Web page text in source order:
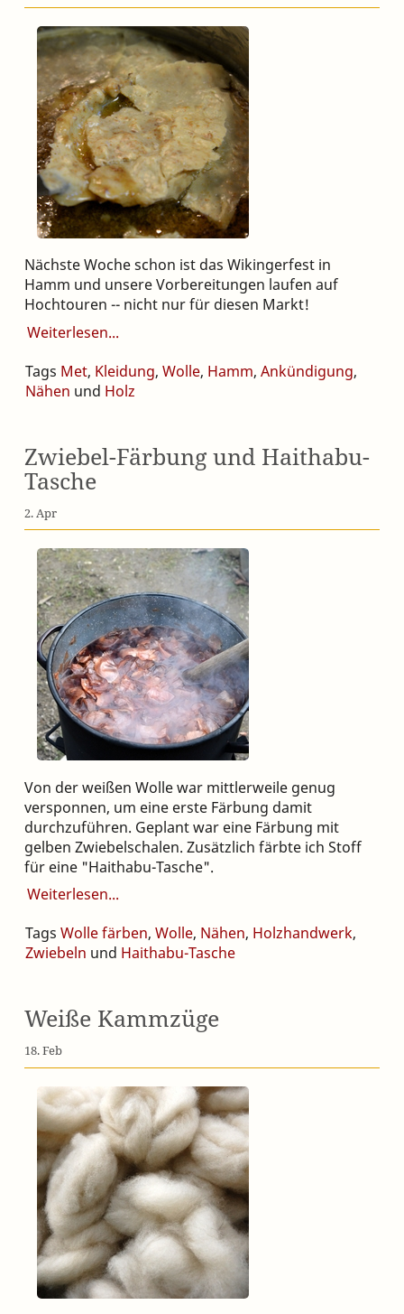
Nächste Woche schon ist das Wikingerfest in
Hamm und unsere Vorbereitungen laufen auf
Hochtouren -- nicht nur für diesen Markt!
Weiterlesen
Tags Met, Kleidung, Wolle, Hamm, Ankündigung,
Nähen und Holz
Zwiebel-Färbung und Haithabu-
Tasche
2. Apr
Von der weißen Wolle war mittlerweile genug
versponnen, um eine erste Färbung damit
durchzuführen. Geplant war eine Färbung mit
gelben Zwiebelschalen. Zusätzlich färbte ich Stoff
für eine "Haithabu-Tasche".
Weiterlesen
Tags Wolle färben, Wolle, Nähen, Holzhandwerk,
Zwiebeln und Haithabu-Tasche
Weiße Kammzüge
18. Feb